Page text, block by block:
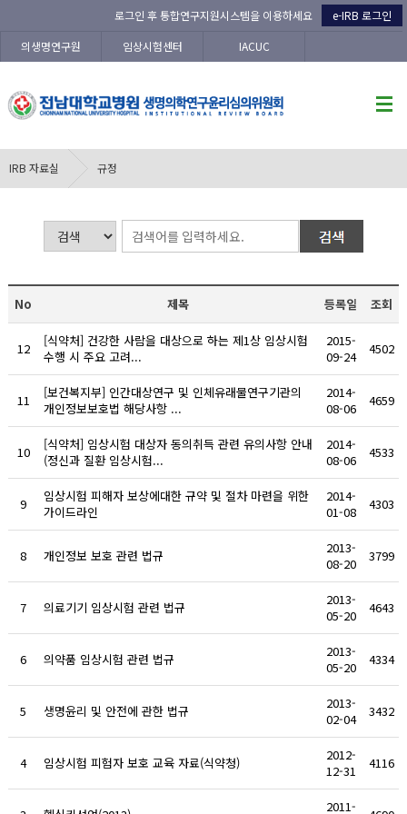
의생명연구원 임상시험센터 IACUC
로그인 후 통합연구지원시스템을 이용하세요 e-IRB 로그인
IRB 자료실 규정
No 제목 등록일 조회
12
[식약처] 건강한 사람을 대상으로 하는 제1상 임상시험
수행 시 주요 고려...
2015-
09-24
4502
11
[보건복지부] 인간대상연구 및 인체유래물연구기관의
개인정보보호법 해당사항 ...
2014-
08-06
4659
10
[식약처] 임상시험 대상자 동의취득 관련 유의사항 안내
(정신과 질환 임상시험...
2014-
08-06
4533
9
임상시험 피해자 보상에대한 규약 및 절차 마련을 위한
가이드라인
2014-
01-08
4303
8 개인정보 보호 관련 법규
2013-
08-20
3799
7 의료기기 임상시험 관련 법규
2013-
05-20
4643
6 의약품 임상시험 관련 법규
2013-
05-20
4334
5 생명윤리 및 안전에 관한 법규
2013-
02-04
3432
4 임상시험 피험자 보호 교육 자료(식약청)
2012-
12-31
4116
2011-